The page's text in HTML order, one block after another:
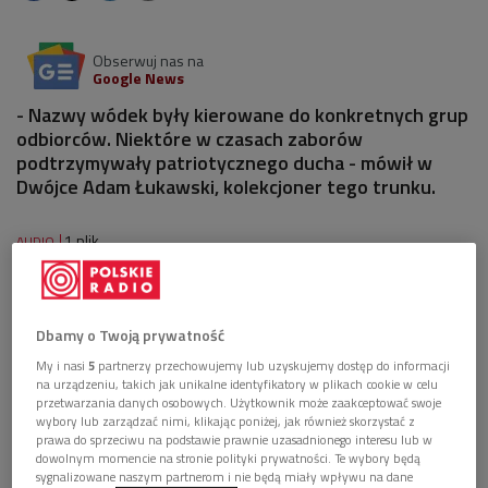
Obserwuj nas na
Google News
- Nazwy wódek były kierowane do konkretnych grup
odbiorców. Niektóre w czasach zaborów
podtrzymywały patriotycznego ducha - mówił w
Dwójce Adam Łukawski, kolekcjoner tego trunku.
AUDIO 1 plik
 25'01
Adam Łukawski o historii polskiej wódki (Droga
przez mąkę/Dwójka)
Dbamy o Twoją prywatność
My i nasi5 partnerzy przechowujemy lub uzyskujemy dostęp do informacji
na urządzeniu, takich jak unikalne identyfikatory w plikach cookie w celu
przetwarzania danych osobowych. Użytkownik może zaakceptować swoje
wybory lub zarządzać nimi, klikając poniżej, jak również skorzystać z
prawa do sprzeciwu na podstawie prawnie uzasadnionego interesu lub w
dowolnym momencie na stronie polityki prywatności. Te wybory będą
sygnalizowane naszym partnerom i nie będą miały wpływu na dane